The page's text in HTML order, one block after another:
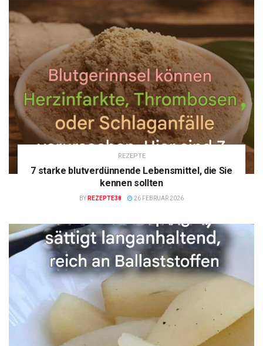
REZEPTE
7 starke blutverdünnende Lebensmittel, die Sie
kennen sollten
BY REZEPTE38 26 FEBRUAR 2026